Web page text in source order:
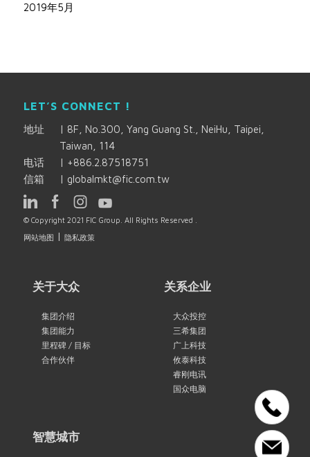
2019年5月
LET’S CONNECT !
地址 | 8F, No.300, Yang Guang St., NeiHu, Taipei,
Taiwan, 114
电话
| +886.2.87518751
信箱
| globalmkt@fic.com.tw
© Copyright 2021 FIC Group. All Rights Reserved .
网站地图
| 隐私政策
关于大众
集团介绍
集团能力
里程碑 / 目标
合作伙伴
关系企业
大众投控
三希集团
广上科技
攸泰科技
睿刚电讯
国众电脑
智慧城市